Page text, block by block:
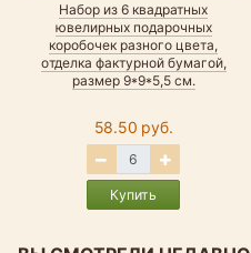
Набор из 6 квадратных
ювелирных подарочных
коробочек разного цвета,
отделка фактурной бумагой,
размер 9*9*5,5 см.
58.50 руб.
Купить